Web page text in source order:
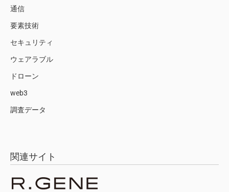
通信
要素技術
セキュリティ
ウェアラブル
ドローン
web3
調査データ
関連サイト